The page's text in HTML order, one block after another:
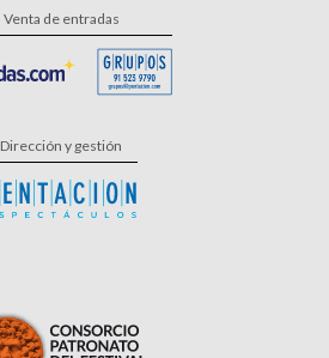
Venta de entradas
Dirección y gestión